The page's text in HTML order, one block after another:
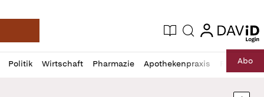
Deutsche Apotheker Zeitung
Aktuelle Ausgabe
Suche login
login
Politik Wirtschaft Pharmazie Apothekenpraxis RechtAbo
Profil
öffnen
Daz
Pur